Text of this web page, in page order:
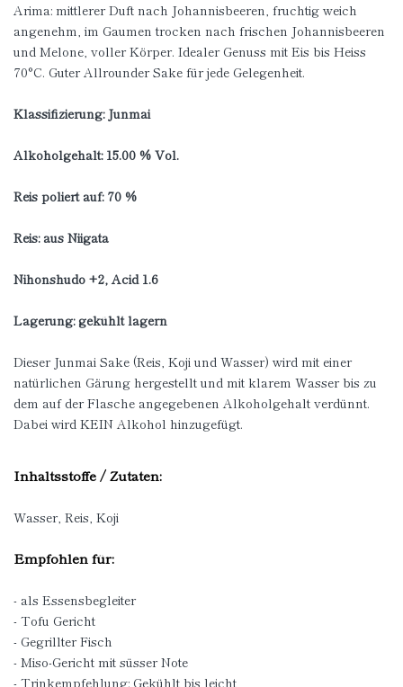
Arima: mittlerer Duft nach Johannisbeeren, fruchtig weich
angenehm, im Gaumen trocken nach frischen Johannisbeeren
und Melone, voller Körper. Idealer Genuss mit Eis bis Heiss
70°C. Guter Allrounder Sake für jede Gelegenheit.
Klassifizierung: Junmai
Alkoholgehalt: 15.00 % Vol.
Reis poliert auf: 70 %
Reis: aus Niigata
Nihonshudo +2, Acid 1.6
Lagerung: gekühlt lagern
Dieser Junmai Sake (Reis, Koji und Wasser) wird mit einer
natürlichen Gärung hergestellt und mit klarem Wasser bis zu
dem auf der Flasche angegebenen Alkoholgehalt verdünnt.
Dabei wird KEIN Alkohol hinzugefügt.
Inhaltsstoffe / Zutaten:
Wasser, Reis, Koji
Empfohlen für:
- als Essensbegleiter
- Tofu Gericht
- Gegrillter Fisch
- Miso-Gericht mit süsser Note
- Trinkempfehlung: Gekühlt bis leicht